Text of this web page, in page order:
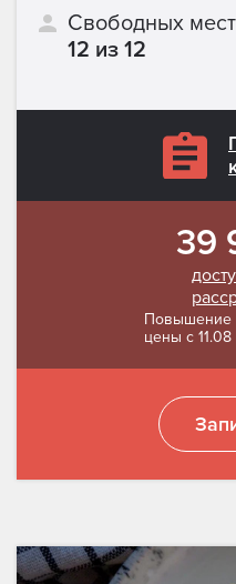
Свободных
12 из 12
39
Повышение
цены с 11.08